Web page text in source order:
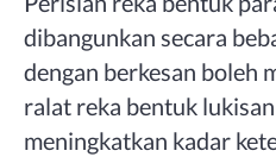
dibangunkan secara
dengan berkesan boleh
ralat reka bentuk
meningkatkan kadar